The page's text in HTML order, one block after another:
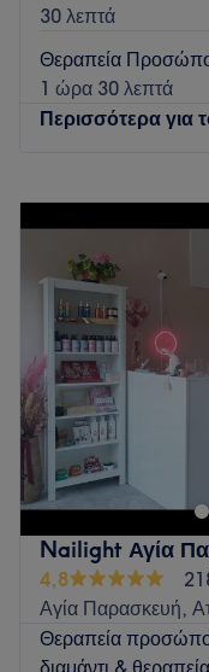
30 λεπτά
Θεραπεία
1 ώρα 30 λεπτά
Περισσότερα για
Πέμπτη
Παρασκευή
Σάββατο
Κυριακή
Βρισκόμαστε στην
ηλιοτρόπιο
στο χώρο ομορφιάς
είμαστε ένας πολύ
νοιωθουν σαν στο
ομολογία τον
να παραμένουν στον
την αγάπη που
Nailight Αγία
4,8
Αγία Παρασκευή,
Θεραπεία
διαμάντι &